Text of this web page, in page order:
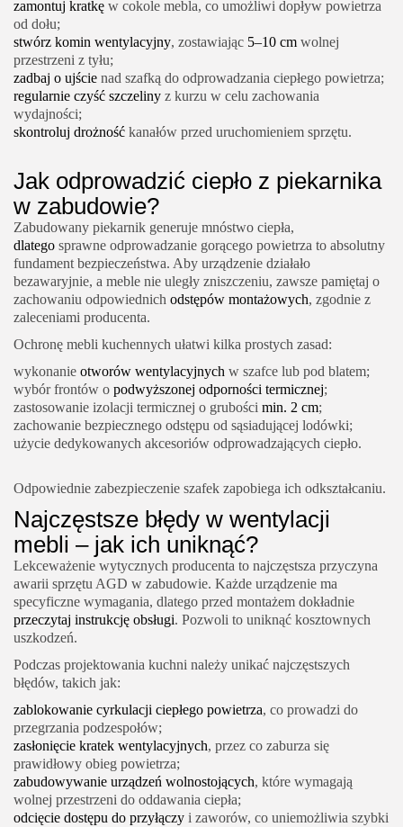
zamontuj kratkę w cokole mebla, co umożliwi dopływ powietrza
od dołu;
stwórz komin wentylacyjny, zostawiając 5–10 cm wolnej
przestrzeni z tyłu;
zadbaj o ujście nad szafką do odprowadzania ciepłego powietrza;
regularnie czyść szczeliny z kurzu w celu zachowania
wydajności;
skontroluj drożność kanałów przed uruchomieniem sprzętu.
Jak odprowadzić ciepło z piekarnika
w zabudowie?
Zabudowany piekarnik generuje mnóstwo ciepła,
dlatego sprawne odprowadzanie gorącego powietrza to absolutny
fundament bezpieczeństwa. Aby urządzenie działało
bezawaryjnie, a meble nie uległy zniszczeniu, zawsze pamiętaj o
zachowaniu odpowiednich odstępów montażowych, zgodnie z
zaleceniami producenta.
Ochronę mebli kuchennych ułatwi kilka prostych zasad:
wykonanie otworów wentylacyjnych w szafce lub pod blatem;
wybór frontów o podwyższonej odporności termicznej;
zastosowanie izolacji termicznej o grubości min. 2 cm;
zachowanie bezpiecznego odstępu od sąsiadującej lodówki;
użycie dedykowanych akcesoriów odprowadzających ciepło.
Odpowiednie zabezpieczenie szafek zapobiega ich odkształcaniu.
Najczęstsze błędy w wentylacji
mebli – jak ich uniknąć?
Lekceważenie wytycznych producenta to najczęstsza przyczyna
awarii sprzętu AGD w zabudowie. Każde urządzenie ma
specyficzne wymagania, dlatego przed montażem dokładnie
przeczytaj instrukcję obsługi. Pozwoli to uniknąć kosztownych
uszkodzeń.
Podczas projektowania kuchni należy unikać najczęstszych
błędów, takich jak:
zablokowanie cyrkulacji ciepłego powietrza, co prowadzi do
przegrzania podzespołów;
zasłonięcie kratek wentylacyjnych, przez co zaburza się
prawidłowy obieg powietrza;
zabudowywanie urządzeń wolnostojących, które wymagają
wolnej przestrzeni do oddawania ciepła;
odcięcie dostępu do przyłączy i zaworów, co uniemożliwia szybki